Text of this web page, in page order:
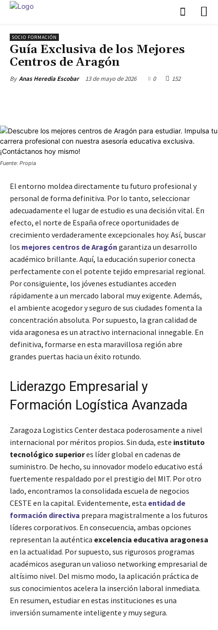
SOCIO FORMACIÓN
Guía Exclusiva de los Mejores
Centros de Aragón
By Anas Heredia Escobar 13 de mayo de 2026 0 152
Fuente: Propia
El entorno moldea directamente tu futuro profesional y
personal de forma definitiva. Por lo tanto, seleccionar
adecuadamente el lugar de estudio es una decisión vital. En
efecto, el norte de España ofrece oportunidades de
crecimiento verdaderamente excepcionales hoy. Así, buscar
los mejores centros de Aragón garantiza un desarrollo
académico brillante. Aquí, la educación superior conecta
perfectamente con el potente tejido empresarial regional.
Por consiguiente, los jóvenes estudiantes acceden
rápidamente a un mercado laboral muy exigente. Además,
el ambiente acogedor y seguro de sus ciudades fomenta la
concentración absoluta. Por supuesto, la gran calidad de
vida aragonesa es un atractivo internacional innegable. En
definitiva, formarse en esta maravillosa región abre
grandes puertas hacia un éxito rotundo.
Liderazgo Empresarial y
Formación Logística Avanzada
Zaragoza Logistics Center destaca poderosamente a nivel
internacional por méritos propios. Sin duda, este instituto
tecnológico superiores líder global en cadenas de
suministro. De hecho, su innovador modelo educativo está
fuertemente respaldado por el prestigio del MIT. Por otro
lado, encontramos la consolidada escuela de negocios
CESTE en la capital. Evidentemente, esta entidad de
formación directiva prepara magistralmente a los futuros
líderes corporativos. En consecuencia, ambas opciones
representan la auténtica excelencia educativa aragonesa
en la actualidad. Por supuesto, sus rigurosos programas
académicos aseguran un valioso networking empresarial de
altísimo nivel. Del mismo modo, la aplicación práctica de
sus conocimientos acelera la inserción laboral inmediata.
En resumen, estudiar en estas instituciones es una
inversión sumamente inteligente y muy segura.